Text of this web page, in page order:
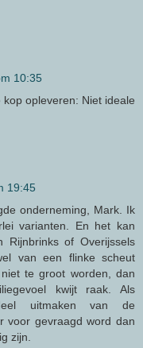
10:35
opleveren: Niet ideale
19:45
onderneming, Mark. Ik
varianten. En het kan
of Overijssels
van een flinke scheut
te groot worden, dan
kwijt raak. Als
uitmaken van de
voor gevraagd word dan
zijn.